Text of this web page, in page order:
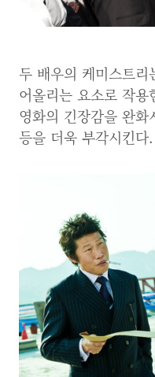
두 배우의 케미스트
어올리는 요소로 작
영화의 긴장감을 완
등을 더욱 부각시킨다.